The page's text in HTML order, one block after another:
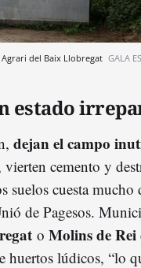
del Baix Llobregat GALA
estado
dejan el campo
vierten cemento y
suelos cuesta mucho
de Pagesos.
o Molins de Rei
huertos lúdicos, “lo